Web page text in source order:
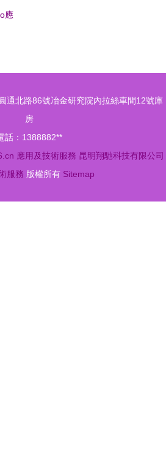
應
通北路86號冶金研究院內拉絲車間12號庫
房
話：1388882**
應用及技術服務 昆明翔馳科技有限公司
服務 版權所有 Sitemap